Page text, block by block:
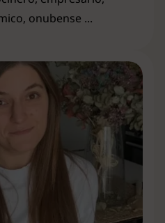
onubense ...